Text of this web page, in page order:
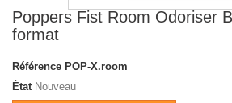
Poppers Fist Room Odoriser
format
Référence POP-X.room
État Nouveau